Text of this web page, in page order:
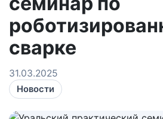
сварке
31.03.2025
Новости